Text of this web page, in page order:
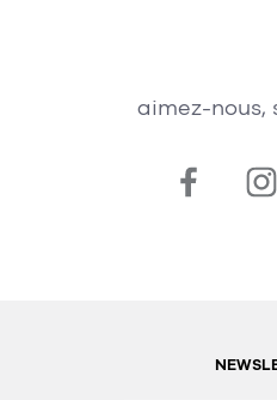
aimez-nous,